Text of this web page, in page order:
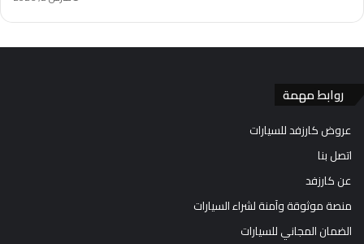
روابط مهمة
عروض كارزفد للسيارات
اتصل بنا
عن كارزفد
منصة موثوقة وآمنة لشراء السيارات
الضمان المجاني للسيارات